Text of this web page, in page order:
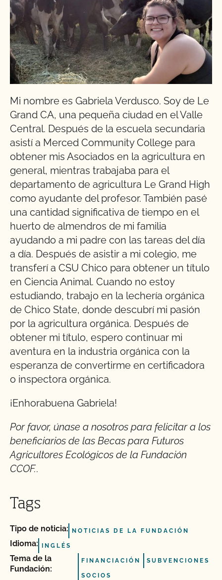
Mi nombre es Gabriela Verdusco. Soy de Le
Grand CA, una pequeña ciudad en el Valle
Central. Después de la escuela secundaria
asistí a Merced Community College para
obtener mis Asociados en la agricultura en
general, mientras trabajaba para el
departamento de agricultura Le Grand High
como ayudante del profesor. También pasé
una cantidad significativa de tiempo en el
huerto de almendros de mi familia
ayudando a mi padre con las tareas del día
a día. Después de asistir a mi colegio, me
transferí a CSU Chico para obtener un título
en Ciencia Animal. Cuando no estoy
estudiando, trabajo en la lechería orgánica
de Chico State, donde descubrí mi pasión
por la agricultura orgánica. Después de
obtener mi título, espero continuar mi
aventura en la industria orgánica con la
esperanza de convertirme en certificadora
o inspectora orgánica.
¡Enhorabuena Gabriela!
Por favor, únase a nosotros para felicitar a los
beneficiarios de las Becas para Futuros
Agricultores Ecológicos de la Fundación
CCOF..
Tags
Tipo de noticia: NOTICIAS DE LA FUNDACIÓN
Idioma: INGLÉS
Tema de la
Fundación:
FINANCIACIÓN SUBVENCIONES
SOCIOS